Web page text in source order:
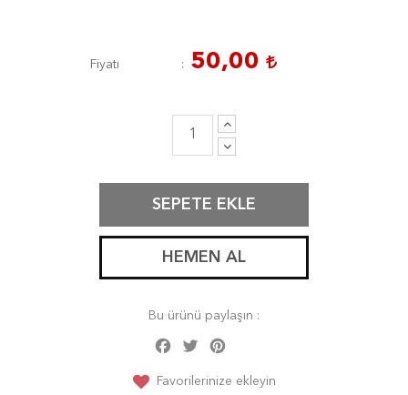
Fiyatı 50,00
SEPETE EKLE
HEMEN AL
Bu ürünü paylaşın :
Facebook
Twitter
Favorilerinize ekleyin